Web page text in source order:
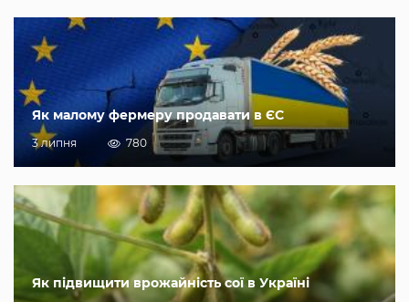
Як малому фермеру продавати в ЄС
3 липня 780
Як підвищити врожайність сої в Україні